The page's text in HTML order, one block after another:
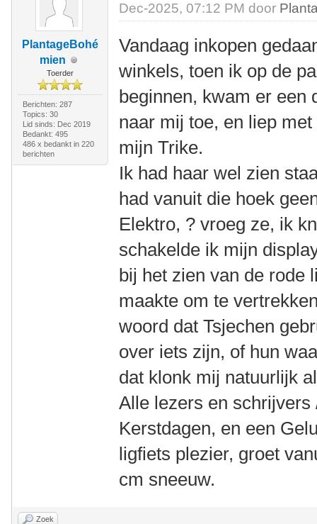
PlantageBohé
mien
Toerder
Berichten: 287
Topics: 30
Lid sinds: Dec 2019
Bedankt: 495
486 x bedankt in 220
berichten
Dec-2025, 07:12 PM door
Vandaag inkopen
winkels, toen ik op de
beginnen, kwam er een
naar mij toe, en liep
mijn Trike.
Ik had haar wel zien
had vanuit die hoek
Elektro, ? vroeg ze, ik
schakelde ik mijn
bij het zien van de rode
maakte om te
woord dat Tsjechen
over iets zijn, of hun
dat klonk mij natuurlijk
Alle lezers en
Kerstdagen, en een
ligfiets plezier, groet
cm sneeuw.
Zoek